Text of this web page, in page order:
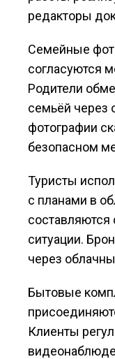
редакторы
Семейные
согласуются
Родители
семьёй через
фотографии
безопасном
Туристы
с планами в
составляются
ситуации.
через
Бытовые
Клиенты